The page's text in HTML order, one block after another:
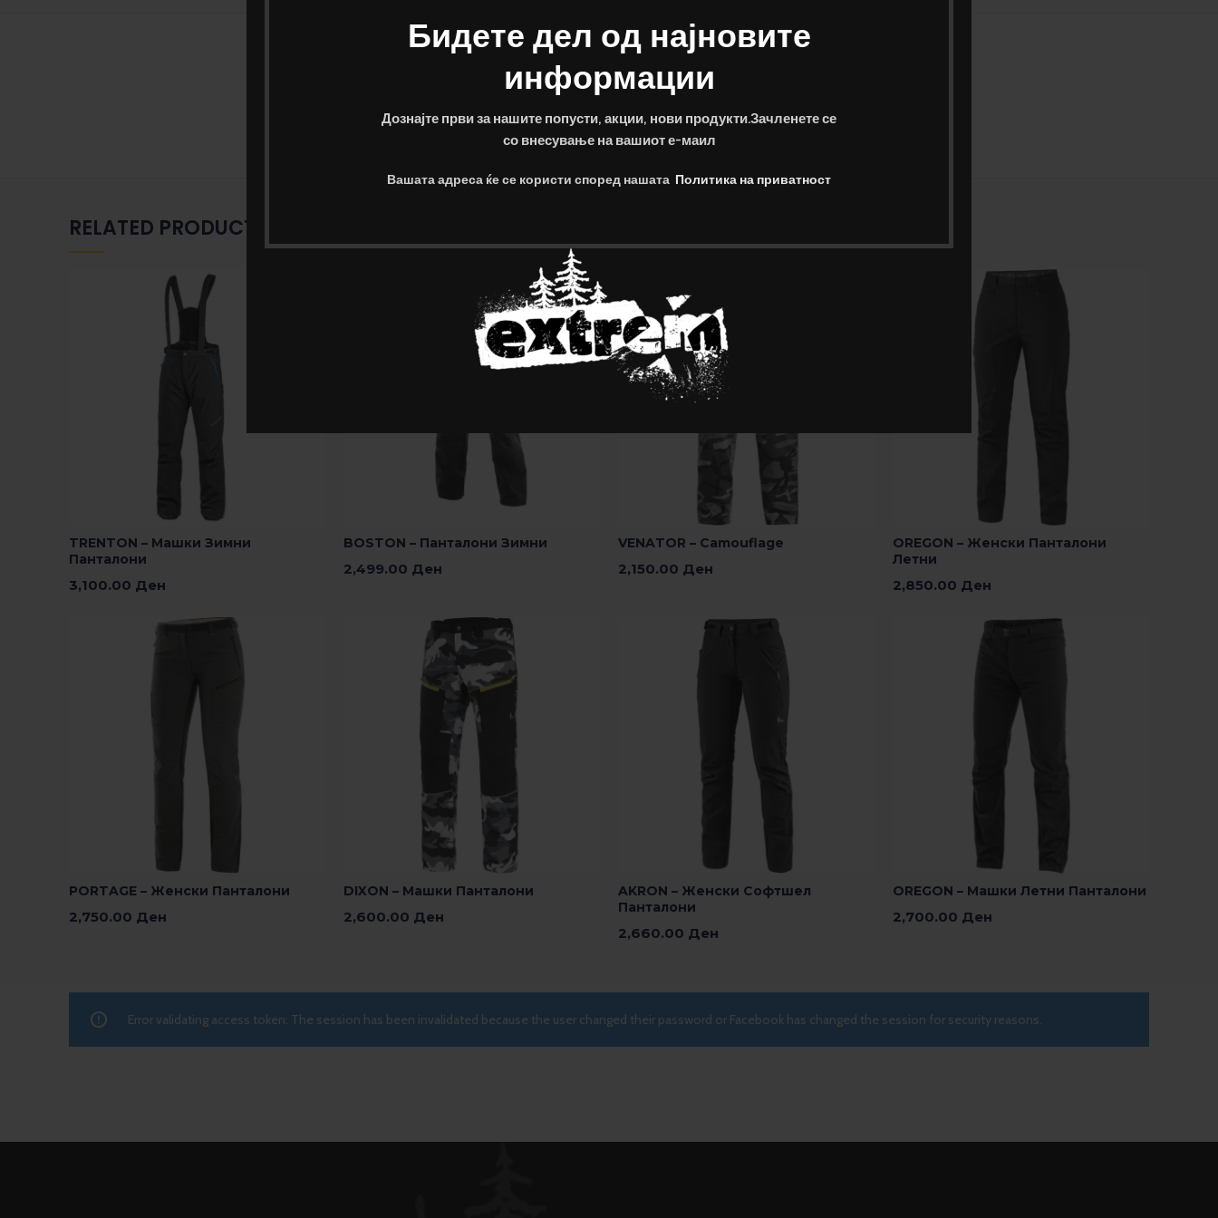
Бидете дел од најновите
информации
Дознајте први за нашите попусти, акции, нови продукти.Зачленете се
со внесување на вашиот е-маил
Вашата адреса ќе се користи според нашата Политика на приватност
ДОПОЛНИТЕЛНИ ИНФОРМАЦИИ ПРЕГЛЕДИ (0) ИСПОРАКА
S, M, L, XL, XXL
RELATED PRODUCTS
TRENTON – Машки Зимни
Панталони
3,100.00 Ден
BOSTON – Панталони Зимни
2,499.00 Ден
VENATOR – Camouflage
2,150.00 Ден
OREGON – Женски Панталони
Летни
2,850.00 Ден
PORTAGE – Женски Панталони
2,750.00 Ден
DIXON – Машки Панталони
2,600.00 Ден
AKRON – Женски Софтшел
Панталони
2,660.00 Ден
OREGON – Машки Летни Панталони
2,700.00 Ден
Error validating access token: The session has been invalidated because the user changed their password or Facebook has changed the session for security reasons.